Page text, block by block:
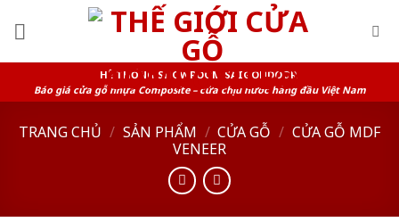
HỆ THỐNG SHOWROOM SAIGONDOOR
Báo giá cửa gỗ nhựa Composite – cửa chịu nước hàng đầu Việt Nam
TRANG CHỦ / SẢN PHẨM / CỬA GỖ / CỬA GỖ MDF
VENEER